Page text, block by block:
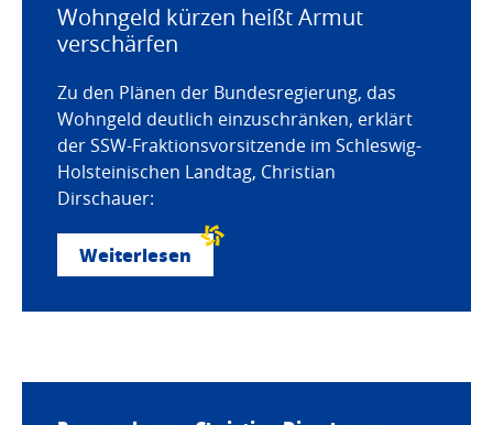
Wohngeld kürzen heißt Armut
verschärfen
Zu den Plänen der Bundesregierung, das
Wohngeld deutlich einzuschränken, erklärt
der SSW-Fraktionsvorsitzende im Schleswig-
Holsteinischen Landtag, Christian
Dirschauer:
Weiterlesen